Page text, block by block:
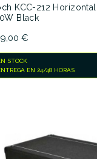
KCC-212
Black
€
STOCK
EN 24/48 HORAS